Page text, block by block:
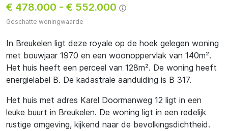
€ 478.000 - € 552.000
Geschatte woningwaarde
In Breukelen ligt deze royale op de hoek gelegen woning
met bouwjaar 1970 en een woonoppervlak van 140m².
Het huis heeft een perceel van 128m². De woning heeft
energielabel B. De kadastrale aanduiding is B 317.
Het huis met adres Karel Doormanweg 12 ligt in een
leuke buurt in Breukelen. De woning ligt in een redelijk
rustige omgeving, kijkend naar de bevolkingsdichtheid.